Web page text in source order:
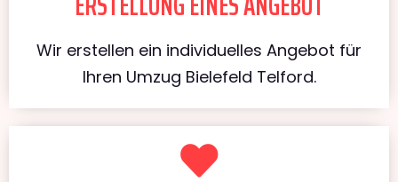
Wir erstellen ein individuelles Angebot für
Ihren Umzug Bielefeld Telford.